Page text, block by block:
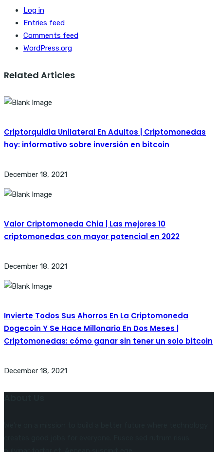
Log in
Entries feed
Comments feed
WordPress.org
Related Articles
Criptorquidia Unilateral En Adultos | Criptomonedas
hoy: informativo sobre inversión en bitcoin
December 18, 2021
Valor Criptomoneda Chia | Las mejores 10
criptomonedas con mayor potencial en 2022
December 18, 2021
Invierte Todos Sus Ahorros En La Criptomoneda
Dogecoin Y Se Hace Millonario En Dos Meses |
Criptomonedas: cómo ganar sin tener un solo bitcoin
December 18, 2021